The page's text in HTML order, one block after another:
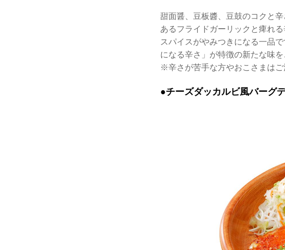
甜面醤、豆板醬、豆鼓のコクと
あるフライドガーリックと痺れ
スパイスがやみつきになる一品
になる辛さ」が特徴の新たな味を
※辛さが苦手な方やおこさまはご
●チーズダッカルビ風バーグ